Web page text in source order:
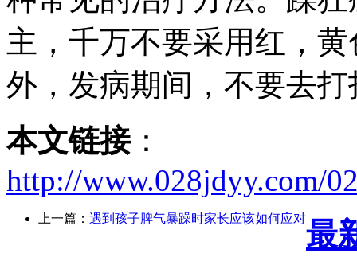
主，千万不要采用红，
外，发病期间，不要去
本文链接：
http://www.028jdyy.com/
上一篇： 遇到孩子脾气暴躁时家长应该如何应对最